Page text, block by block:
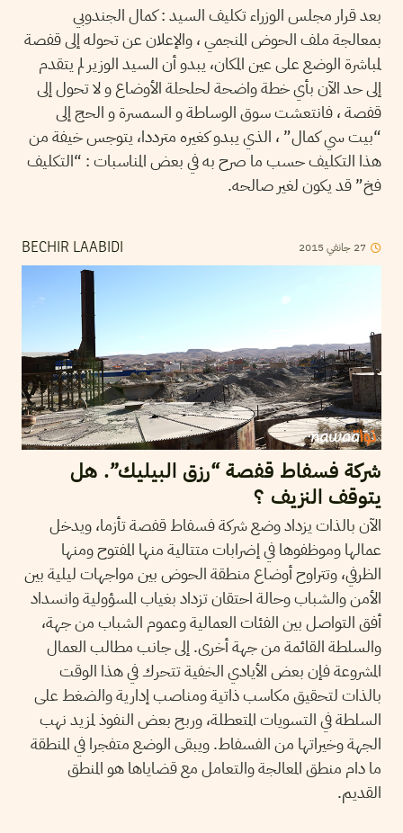
بعد قرار مجلس الوزراء تكليف السيد : كمال الجندوبي
بمعالجة ملف الحوض المنجمي ، والإعلان عن تحوله إلى قفصة
لمباشرة الوضع على عين المكان، يبدو أن السيد الوزير لم يتقدم
إلى حد الآن بأي خطة واضحة لحلحلة الأوضاع و لا تحول إلى
قفصة ، فانتعشت سوق الوساطة و السمسرة و الحج إلى
“بيت سي كمال” ، الذي يبدو كغيره مترددا، يتوجس خيفة من
هذا التكليف حسب ما صرح به في بعض المناسبات : “التكليف
فخ” قد يكون لغير صالحه.
BECHIR LAABIDI 27 جانفي 2015
شركة فسفاط قفصة “رزق البيليك”. هل
يتوقف النزيف ؟
الآن بالذات يزداد وضع شركة فسفاط قفصة تأزما، ويدخل
عمالها وموظفوها في إضرابات متتالية منها المفتوح ومنها
الظرفي، وتتراوح أوضاع منطقة الحوض بين مواجهات ليلية بين
الأمن والشباب وحالة احتقان تزداد بغياب المسؤولية وانسداد
أفق التواصل بين الفئات العمالية وعموم الشباب من جهة،
والسلطة القائمة من جهة أخرى. إلى جانب مطالب العمال
المشروعة فإن بعض الأيادي الخفية تتحرك في هذا الوقت
بالذات لتحقيق مكاسب ذاتية ومناصب إدارية والضغط على
السلطة في التسويات المتعطلة، وربح بعض النفوذ لمزيد نهب
الجهة وخيراتها من الفسفاط. ويبقى الوضع متفجرا في المنطقة
ما دام منطق المعالجة والتعامل مع قضاياها هو المنطق
القديم.